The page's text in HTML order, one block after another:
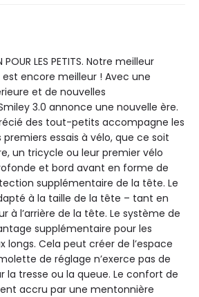
POUR LES PETITS. Notre meilleur
encore meilleur ! Avec une
et de nouvelles
3.0 annonce une nouvelle ère.
des tout-petits accompagne les
essais à vélo, que ce soit
un tricycle ou leur premier vélo
et bord avant en forme de
supplémentaire de la tête. Le
à la taille de la tête – tant en
à l’arrière de la tête. Le système de
supplémentaire pour les
longs. Cela peut créer de l’espace
de réglage n’exerce pas de
la tresse ou la queue. Le confort de
accru par une mentonnière